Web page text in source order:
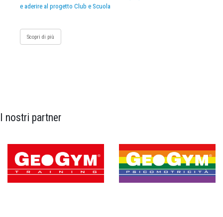
e aderire al progetto Club e Scuola
Scopri di più
I nostri partner